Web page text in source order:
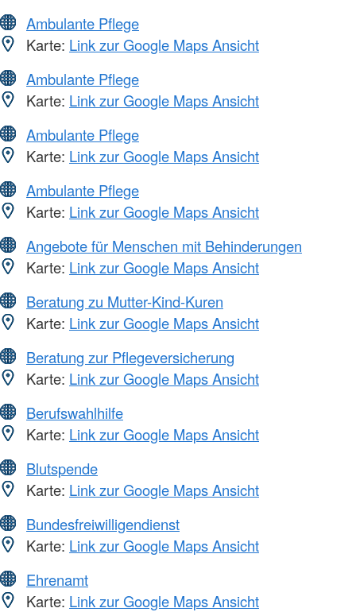
Ambulante Pflege
Karte: Link zur Google Maps Ansicht
Ambulante Pflege
Karte: Link zur Google Maps Ansicht
Ambulante Pflege
Karte: Link zur Google Maps Ansicht
Ambulante Pflege
Karte: Link zur Google Maps Ansicht
Angebote für Menschen mit Behinderungen
Karte: Link zur Google Maps Ansicht
Beratung zu Mutter-Kind-Kuren
Karte: Link zur Google Maps Ansicht
Beratung zur Pflegeversicherung
Karte: Link zur Google Maps Ansicht
Berufswahlhilfe
Karte: Link zur Google Maps Ansicht
Blutspende
Karte: Link zur Google Maps Ansicht
Bundesfreiwilligendienst
Karte: Link zur Google Maps Ansicht
Ehrenamt
Karte: Link zur Google Maps Ansicht